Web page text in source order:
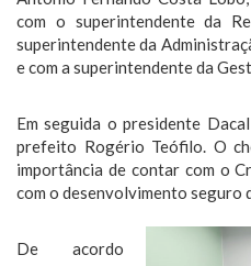
com o superintendente da
superintendente da
e com a superintendente da
Em seguida o presidente
prefeito Rogério Teófilo. O
importância de contar com o
com o desenvolvimento seguro
De acordo